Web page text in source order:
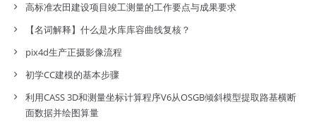
高标准农田建设项目竣工测量的工作要点与成果要求
【名词解释】什么是水库库容曲线复核？
pix4d生产正摄影像流程
初学CC建模的基本步骤
利用CASS 3D和测量坐标计算程序V6从OSGB倾斜模型提取路基横断
面数据并绘图算量